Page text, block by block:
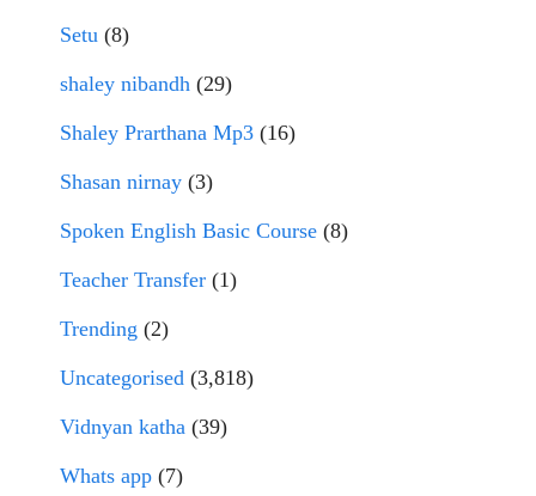
Setu (8)
shaley nibandh (29)
Shaley Prarthana Mp3 (16)
Shasan nirnay (3)
Spoken English Basic Course (8)
Teacher Transfer (1)
Trending (2)
Uncategorised (3,818)
Vidnyan katha (39)
Whats app (7)